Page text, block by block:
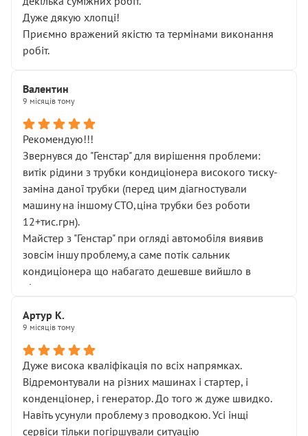
Дуже дякую хлопці!
Приємно вражений якістю та термінами виконання
робіт.
Валентин
9 місяців тому
Рекомендую!!!
Звернувся до "Генстар" для вирішення проблеми:
витік рідини з трубки кондиціонера високого тиску-
заміна даної трубки (перед цим діагностували
машину на іншому СТО,ціна трубки без роботи
12+тис.грн).
Майстер з "Генстар" при огляді автомобіля виявив
зовсім іншу проблему,а саме потік сальник
кондиціонера що набагато дешевше вийшло в
підсумку.
Артур К.
9 місяців тому
Дуже висока кваліфікація по всіх напрямках.
Відремонтували на різних машинах і стартер, і
конденціонер, і генератор. До того ж дуже швидко.
Навіть усунули проблему з проводкою. Усі інщі
сервіси тільки погіршували ситуацію